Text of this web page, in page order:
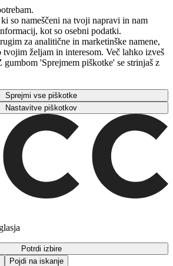
so nameščeni na tvoji napravi in ​​nam
kot so osebni podatki.
za analitične in marketinške namene,
željam in interesom. Več lahko izveš
gumbom 'Sprejmem piškotke' se strinjaš z
Sprejmi vse piškotke
Nastavitve piškotkov
Potrdi izbire
Pojdi na iskanje